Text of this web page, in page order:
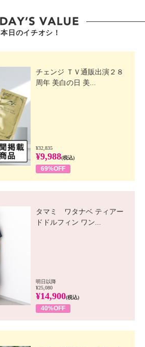
本日のイチオシ！
チェンジ ＴＶ通販出演２８
周年 美白の日 美...
¥32,835
¥9,988(税込)
69%OFF
タマミ ワタナベ ティアー
ドドルフィン ワン...
明日以降
¥25,080
¥14,900(税込)
40%OFF